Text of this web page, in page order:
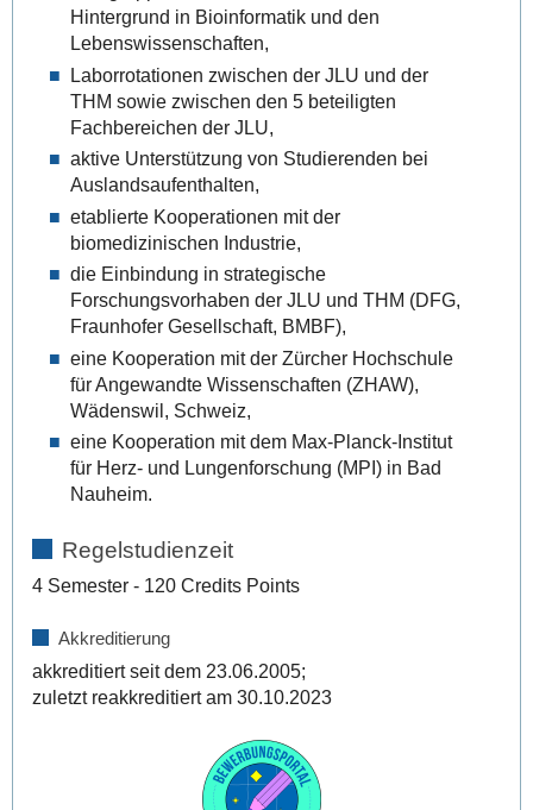
Hintergrund in Bioinformatik und den
Lebenswissenschaften,
Laborrotationen zwischen der JLU und der
THM sowie zwischen den 5 beteiligten
Fachbereichen der JLU,
aktive Unterstützung von Studierenden bei
Auslandsaufenthalten,
etablierte Kooperationen mit der
biomedizinischen Industrie,
die Einbindung in strategische
Forschungsvorhaben der JLU und THM (DFG,
Fraunhofer Gesellschaft, BMBF),
eine Kooperation mit der Zürcher Hochschule
für Angewandte Wissenschaften (ZHAW),
Wädenswil, Schweiz,
eine Kooperation mit dem Max-Planck-Institut
für Herz- und Lungenforschung (MPI) in Bad
Nauheim.
Regelstudienzeit
4 Semester - 120 Credits Points
Akkreditierung
akkreditiert seit dem 23.06.2005;
zuletzt reakkreditiert am 30.10.2023